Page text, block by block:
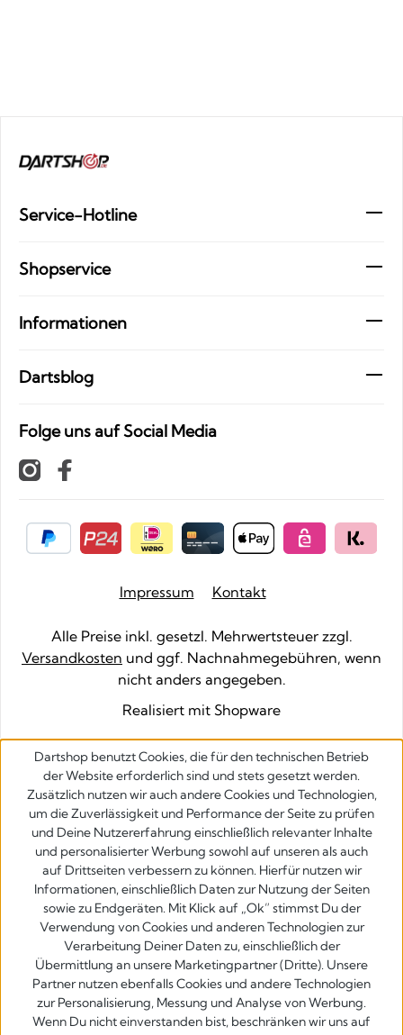
Service-Hotline
Shopservice
Informationen
Dartsblog
Folge uns auf Social Media
Impressum Kontakt
Alle Preise inkl. gesetzl. Mehrwertsteuer zzgl.
Versandkosten und ggf. Nachnahmegebühren, wenn
nicht anders angegeben.
Realisiert mit Shopware
Dartshop benutzt Cookies, die für den technischen Betrieb
der Website erforderlich sind und stets gesetzt werden.
Zusätzlich nutzen wir auch andere Cookies und Technologien,
um die Zuverlässigkeit und Performance der Seite zu prüfen
und Deine Nutzererfahrung einschließlich relevanter Inhalte
und personalisierter Werbung sowohl auf unseren als auch
auf Drittseiten verbessern zu können. Hierfür nutzen wir
Informationen, einschließlich Daten zur Nutzung der Seiten
sowie zu Endgeräten. Mit Klick auf „Ok” stimmst Du der
Verwendung von Cookies und anderen Technologien zur
Verarbeitung Deiner Daten zu, einschließlich der
Übermittlung an unsere Marketingpartner (Dritte). Unsere
Partner nutzen ebenfalls Cookies und andere Technologien
zur Personalisierung, Messung und Analyse von Werbung.
Wenn Du nicht einverstanden bist, beschränken wir uns auf